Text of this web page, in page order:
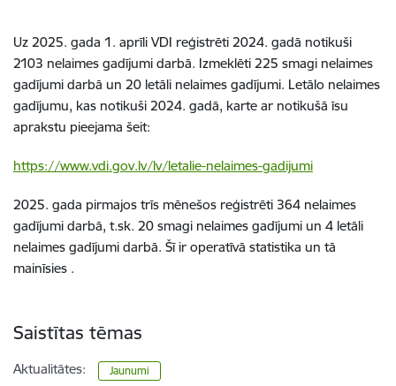
Uz 2025. gada 1. aprīli VDI reģistrēti 2024. gadā notikuši
2103 nelaimes gadījumi darbā. Izmeklēti 225 smagi nelaimes
gadījumi darbā un 20 letāli nelaimes gadījumi. Letālo nelaimes
gadījumu, kas notikuši 2024. gadā, karte ar notikušā īsu
aprakstu pieejama šeit:
https://www.vdi.gov.lv/lv/letalie-nelaimes-gadijumi
2025. gada pirmajos trīs mēnešos reģistrēti 364 nelaimes
gadījumi darbā, t.sk. 20 smagi nelaimes gadījumi un 4 letāli
nelaimes gadījumi darbā. Šī ir operatīvā statistika un tā
mainīsies .
Saistītas tēmas
Aktualitātes: Jaunumi